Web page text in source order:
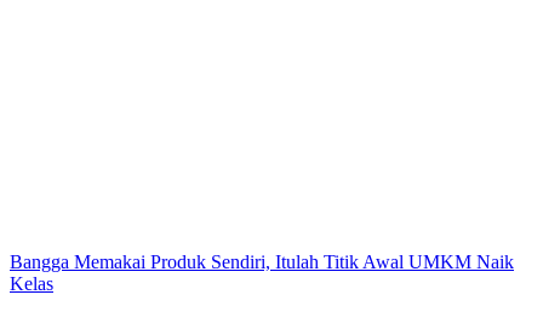
Bangga Memakai Produk Sendiri, Itulah Titik Awal UMKM Naik
Kelas